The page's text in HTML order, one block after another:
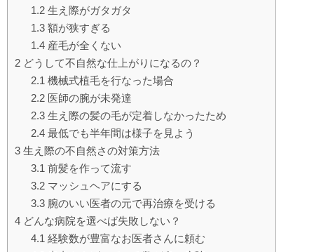
1.2生え際がガタガタ
1.3額が狭すぎる
1.4産毛が全くない
2 どうして不自然な仕上がりになるの？
2.1 機械式植毛を行なった場合
2.2医師の腕が未発達
2.3生え際の髪の毛が定着しなかったため
2.4最低でも半年間は様子を見よう
3 生え際の不自然さの対策方法
3.1 前髪を作って流す
3.2マッシュヘアにする
3.3腕のいい医者の元で再治療を受ける
4 どんな病院を選べば失敗しない？
4.1 経験数が豊富なお医者さんに頼む